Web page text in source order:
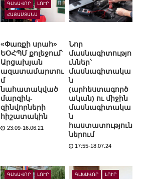
ԳԼԽԱՎՈՐ ԼՈՒՐ
ՀԱՅԱՍՏԱՆՍ
«Փառքի սրահ»
ԵՕՀՊՄ քոլեջում՝
Արցախյան
ազատամարտու
մ
նահատակված
մարզիկ-
զինվորների
հիշատակին
23:09-16.06.21
Նոր
մասնագիտությո
ւններ՝
մասնագիտակա
ն
(արհեստագործ
ական) ու միջին
մասնագիտակա
ն
հաստատություն
ներում
17:55-18.07.24
ԳԼԽԱՎՈՐ ԼՈՒՐ ԳԼԽԱՎՈՐ ԼՈՒՐ